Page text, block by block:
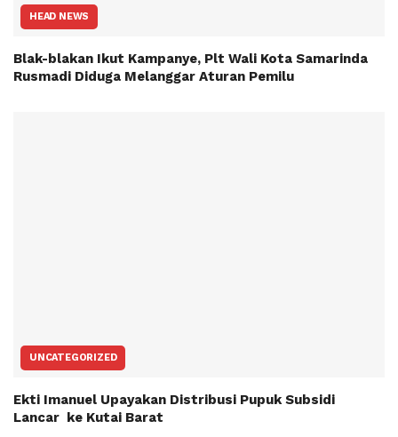
HEAD NEWS
Blak-blakan Ikut Kampanye, Plt Wali Kota Samarinda
Rusmadi Diduga Melanggar Aturan Pemilu
UNCATEGORIZED
Ekti Imanuel Upayakan Distribusi Pupuk Subsidi
Lancar ke Kutai Barat